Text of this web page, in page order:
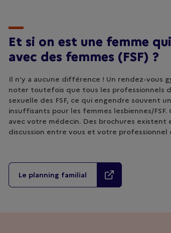
Et si on est une femme
avec des femmes (FSF) ?
Il n’y a aucune différence ! Un rendez-vous
noter toutefois que tous les professionnels
sexuelle des FSF, ce qui engendre souvent
insuffisants pour les femmes lesbiennes/
avec votre médecin. Des brochures
discussion entre vous et votre professionnel
Le planning familial